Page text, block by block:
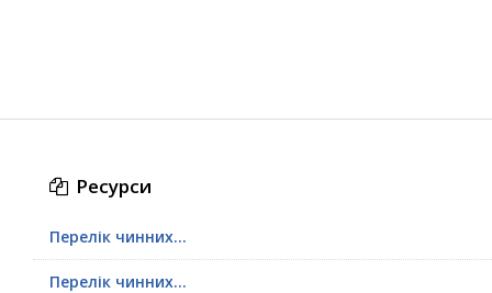
Ресурси
Перелік чинних...
Перелік чинних...